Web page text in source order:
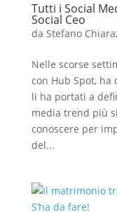
Tutti i Social
Social Ceo
da Stefano
Nelle scorse
con Hub Spot,
li ha portati a
media trend più
conoscere per
del...